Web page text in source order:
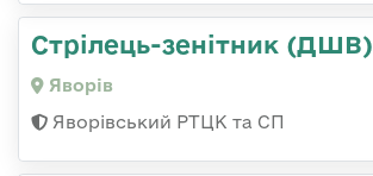
Стрілець-зенітник (ДШВ)
Яворів
Яворівський РТЦК та СП